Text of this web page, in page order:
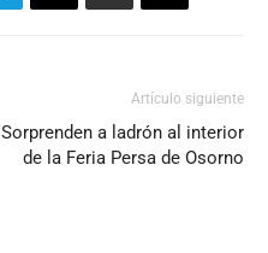
Artículo siguiente
Sorprenden a ladrón al interior
de la Feria Persa de Osorno